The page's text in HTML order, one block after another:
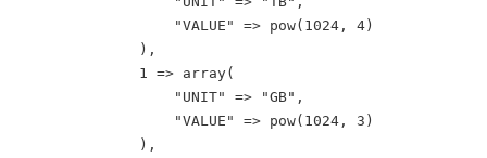
                "VALUE" => pow(1024, 4)
            ),
            1 => array(
                "UNIT" => "GB",
                "VALUE" => pow(1024, 3)
            ),